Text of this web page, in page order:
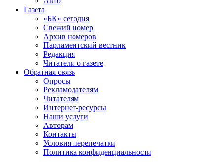
Газета
«БК» сегодня
Свежий номер
Архив номеров
Парламентский вестник
Редакция
Читатели о газете
Обратная связь
Опросы
Рекламодателям
Читателям
Интернет-ресурсы
Наши услуги
Авторам
Контакты
Условия перепечатки
Политика конфиденциальности